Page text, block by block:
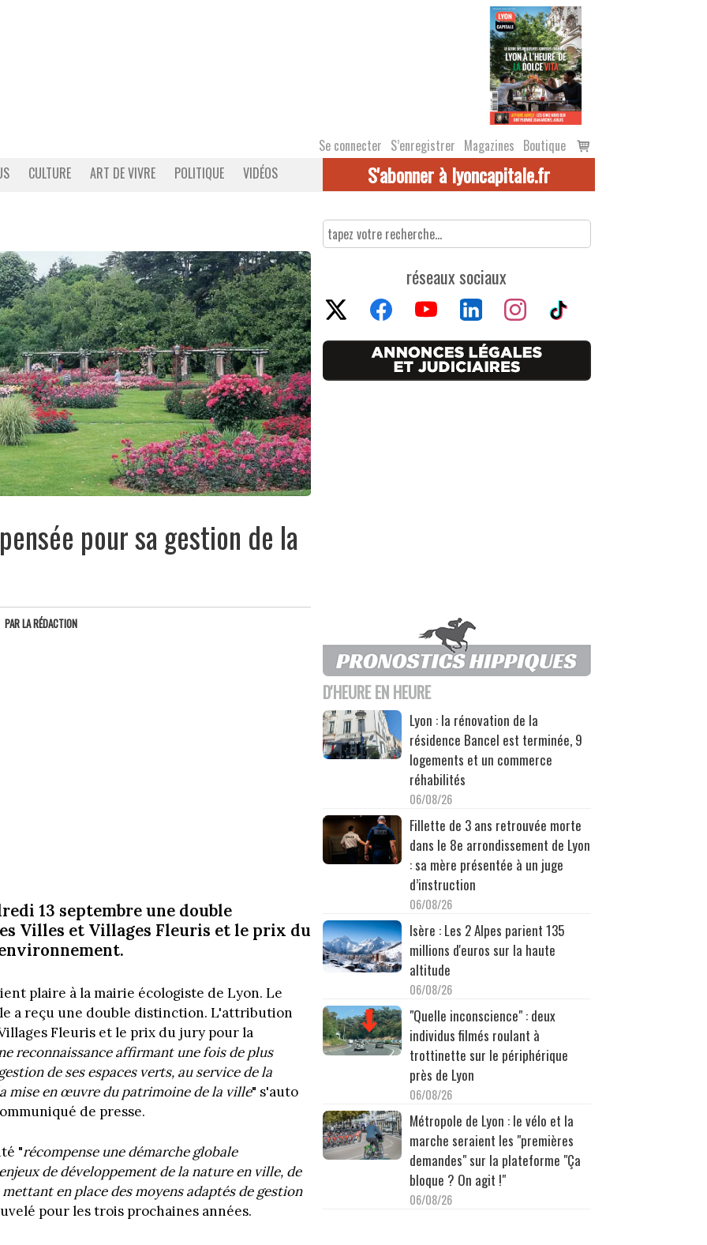
Se connecter S’enregistrer Magazines Boutique
Voir
le
CULTURE ART DE VIVRE POLITIQUE VIDÉOS S'abonner à lyoncapitale.fr
pour sa gestion de la
PARLA RÉDACTION
13 septembre une double
Villes et Villages Fleuris et le prix du
plaire à la mairie écologiste de Lyon. Le
a reçu une double distinction. L'attribution
Fleuris et le prix du jury pour la
reconnaissance affirmant une fois de plus
de ses espaces verts, au service de la
mise en œuvre du patrimoine de la ville" s'auto
de presse.
"récompense une démarche globale
de développement de la nature en ville, de
en place des moyens adaptés de gestion
pour les trois prochaines années.
réseaux sociaux
D'HEURE EN HEURE
Lyon : la rénovation de la
résidence Bancel est terminée, 9
logements et un commerce
réhabilités
06/08/26
Fillette de 3 ans retrouvée morte
dans le 8e arrondissement de Lyon
: sa mère présentée à un juge
d’instruction
06/08/26
Isère : Les 2 Alpes parient 135
millions d'euros sur la haute
altitude
06/08/26
"Quelle inconscience" : deux
individus filmés roulant à
trottinette sur le périphérique
près de Lyon
06/08/26
Métropole de Lyon : le vélo et la
marche seraient les "premières
demandes" sur la plateforme "Ça
bloque ? On agit !"
06/08/26